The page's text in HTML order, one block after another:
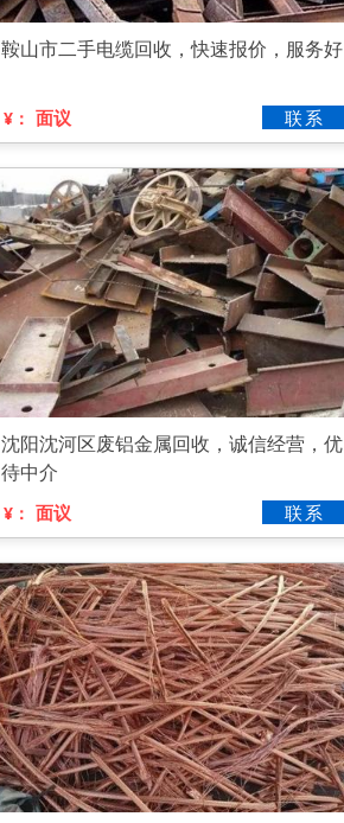
鞍山市二手电缆回收，快速报价，服务好
¥： 面议 联系
沈阳沈河区废铝金属回收，诚信经营，优
待中介
¥： 面议 联系